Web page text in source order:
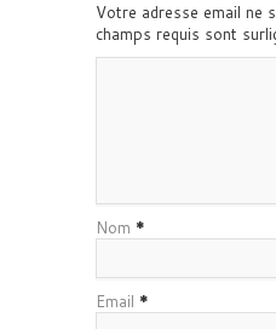
Votre adresse email ne
champs requis sont
Nom *
Email *